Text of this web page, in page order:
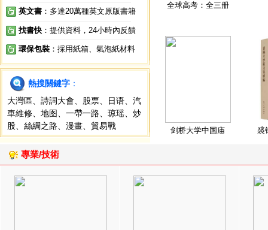
英文書 ：多達20萬種英文原版書籍
找書快 ：提供資料，24小時內反饋
環保包裝 ：採用紙箱、氣泡紙材料
熱搜關鍵字 ：
大灣區
詩詞大會 股票 日语
汽
車維修
地图 一帶一路 琼瑶
炒
股
絲綢之路 漫畫 貿易戰
全球高考：全三册
剑桥大学中国庙 裘
專業/技術